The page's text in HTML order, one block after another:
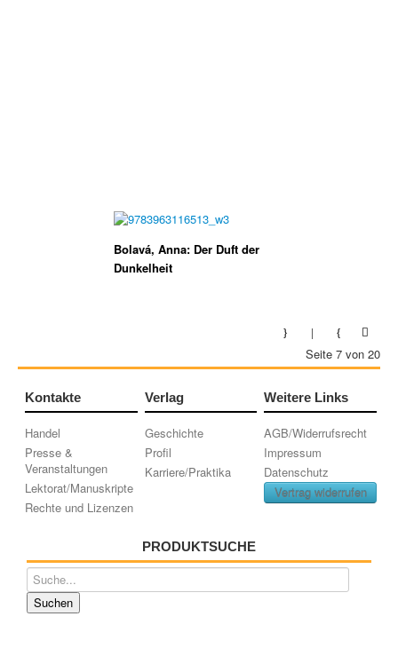
Bolavá, Anna: Der Duft der
Dunkelheit
Seite 7 von 20
Kontakte
Handel
Presse &
Veranstaltungen
Lektorat/Manuskripte
Rechte und Lizenzen
Verlag
Geschichte
Profil
Karriere/Praktika
Weitere Links
AGB/Widerrufsrecht
Impressum
Datenschutz
Vertrag widerrufen
PRODUKTSUCHE